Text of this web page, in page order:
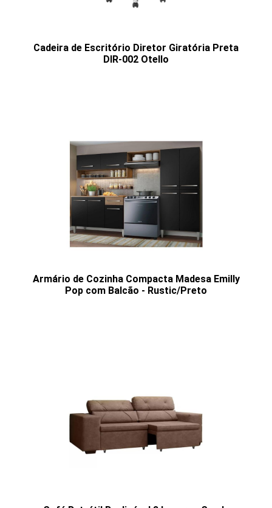
Cadeira de Escritório Diretor Giratória Preta
DIR-002 Otello
Armário de Cozinha Compacta Madesa Emilly
Pop com Balcão - Rustic/Preto